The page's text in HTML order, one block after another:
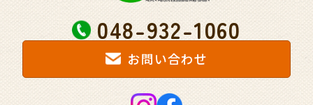
048-932-1060
お問い合わせ